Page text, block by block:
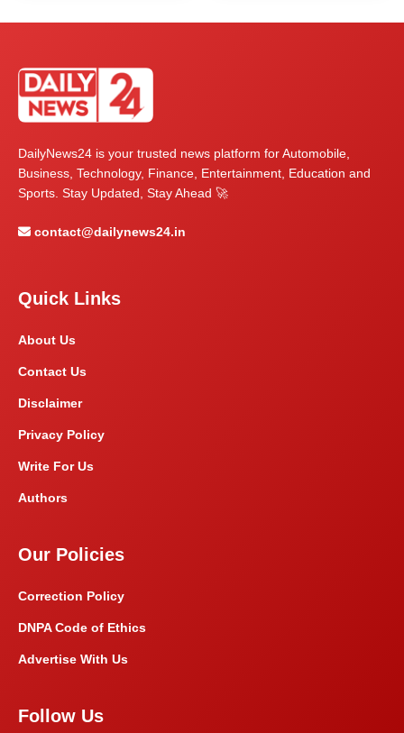
DailyNews24 is your trusted news platform for Automobile,
Business, Technology, Finance, Entertainment, Education and
Sports. Stay Updated, Stay Ahead 🚀
contact@dailynews24.in
Quick Links
About Us
Contact Us
Disclaimer
Privacy Policy
Write For Us
Authors
Our Policies
Correction Policy
DNPA Code of Ethics
Advertise With Us
Follow Us